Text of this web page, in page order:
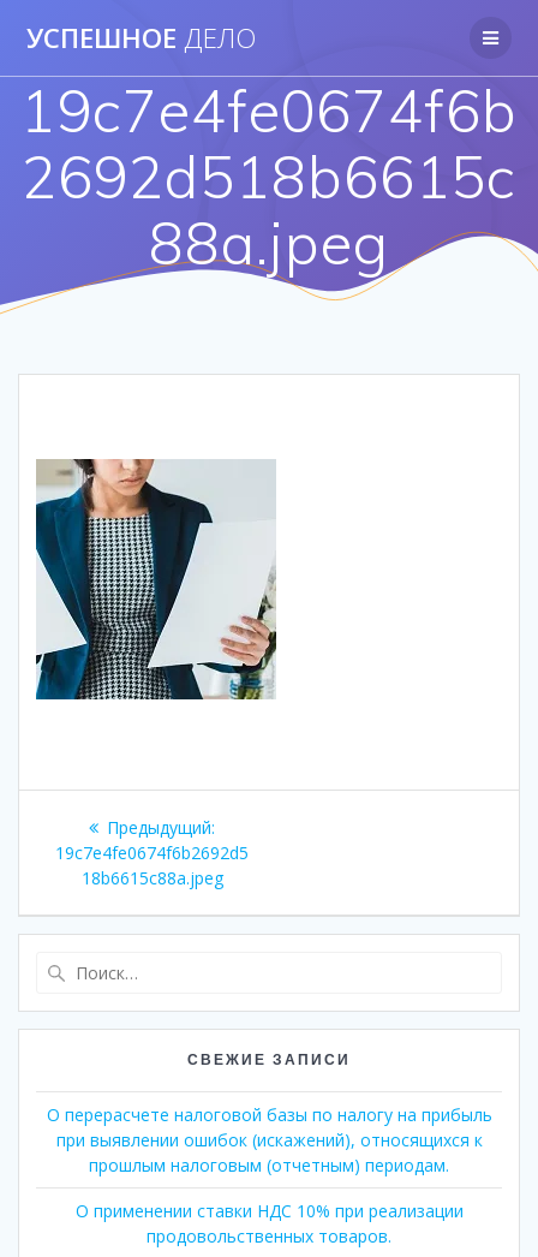
УСПЕШНОЕ ДЕЛО
19c7e4fe0674f6b
2692d518b6615c
88a.jpeg
Навигация
по
записям
Предыдущий:
запись:
19c7e4fe0674f6b2692d5
18b6615c88a.jpeg
СВЕЖИЕ ЗАПИСИ
О перерасчете налоговой базы по налогу на прибыль
при выявлении ошибок (искажений), относящихся к
прошлым налоговым (отчетным) периодам.
О применении ставки НДС 10% при реализации
продовольственных товаров.